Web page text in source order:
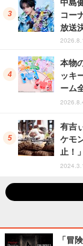
中島
コー
放送
本物
ッキ
ーム
有吉
ケモ
止！
「冒